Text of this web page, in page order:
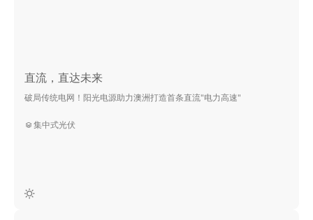
直流，直达未来
破局传统电网！阳光电源助力澳洲打造首条直流"电力高速"
集中式光伏